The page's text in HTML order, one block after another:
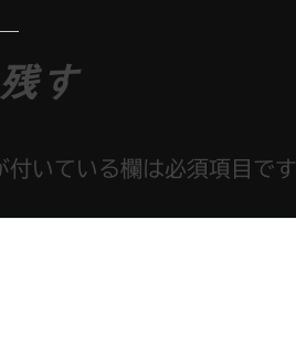
す
付いている欄は必須項目です